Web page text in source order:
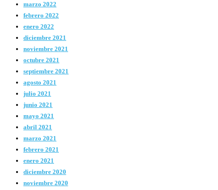
marzo 2022
febrero 2022
enero 2022
diciembre 2021
noviembre 2021
octubre 2021
septiembre 2021
agosto 2021
julio 2021
junio 2021
mayo 2021
abril 2021
marzo 2021
febrero 2021
enero 2021
diciembre 2020
noviembre 2020